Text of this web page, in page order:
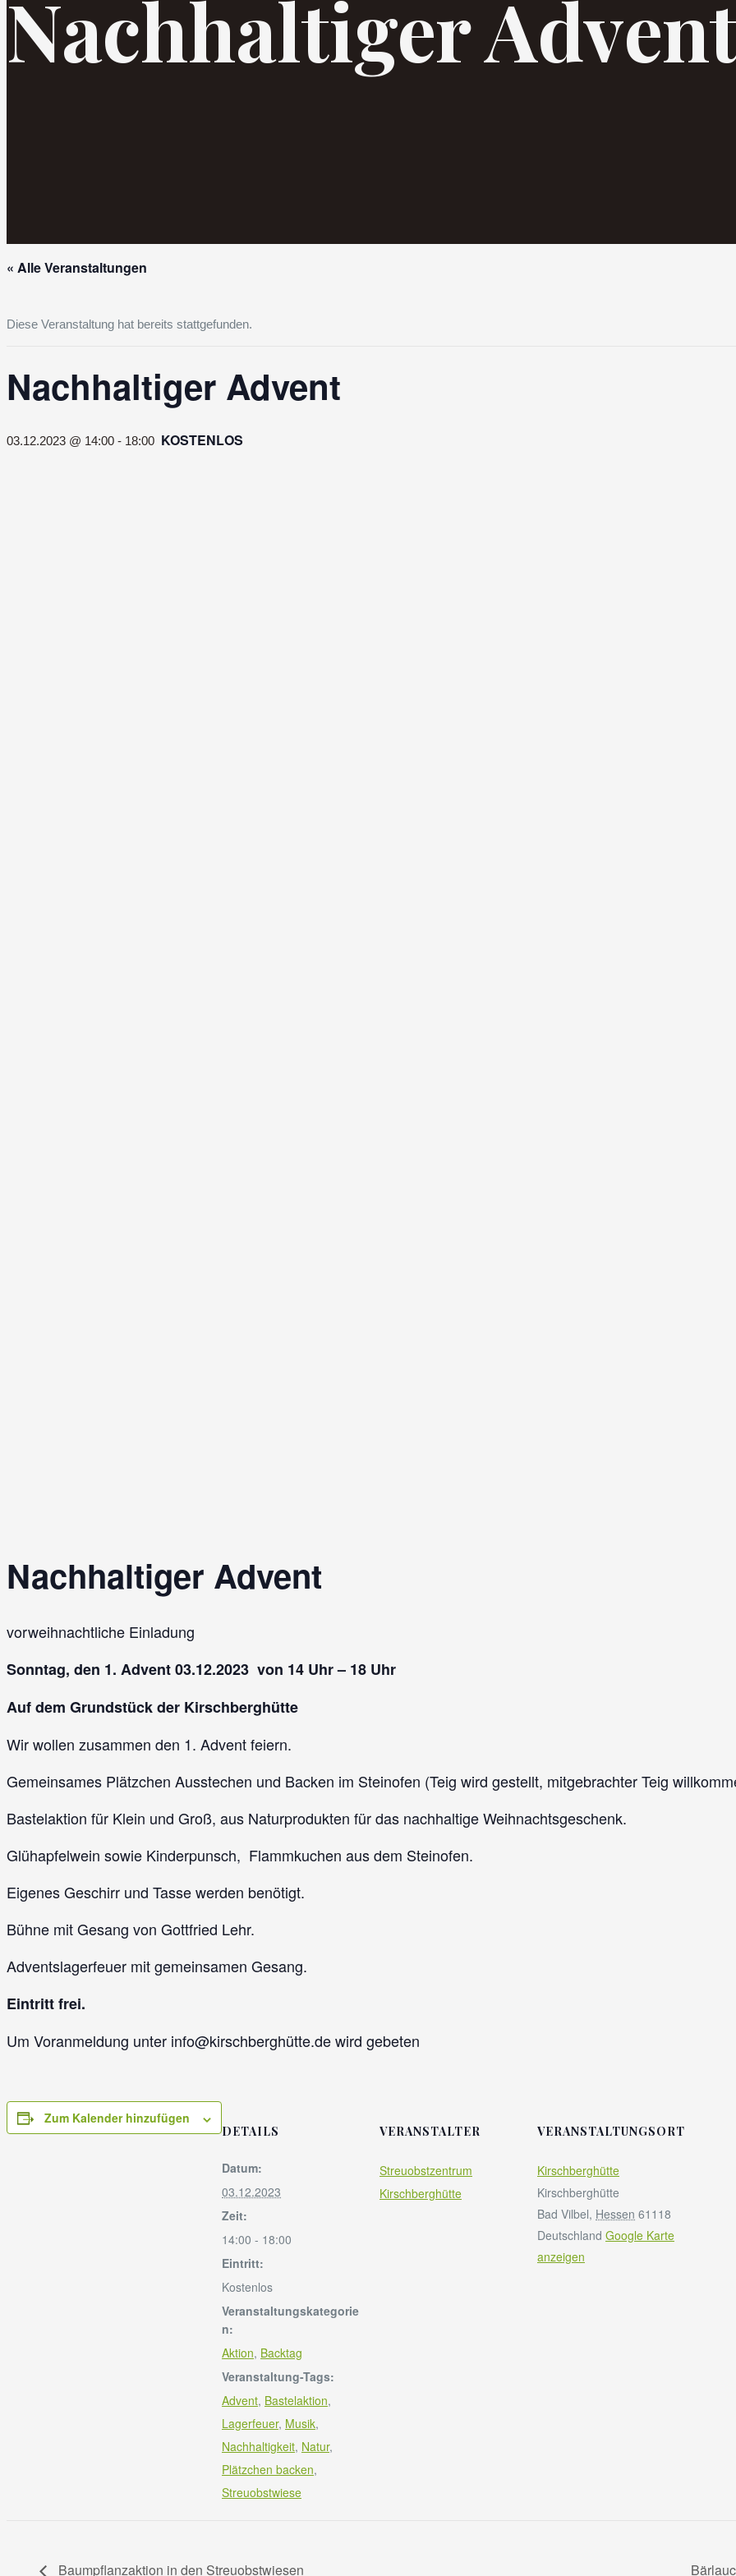
Nachhaltiger
« Alle Veranstaltungen
Diese Veranstaltung hat bereits stattgefunden.
Nachhaltiger Advent
03.12.2023 @ 14:00 - 18:00 KOSTENLOS
Nachhaltiger Advent
vorweihnachtliche Einladung
Sonntag, den 1. Advent 03.12.2023 von 14 Uhr – 18 Uhr
Auf dem Grundstück der Kirschberghütte
Wir wollen zusammen den 1. Advent feiern.
Gemeinsames Plätzchen Ausstechen und Backen im Steinofen (Teig wird gestellt, mitgebrachter Teig
Bastelaktion für Klein und Groß, aus Naturprodukten für das nachhaltige Weihnachtsgeschenk.
Glühapfelwein sowie Kinderpunsch, Flammkuchen aus dem Steinofen.
Eigenes Geschirr und Tasse werden benötigt.
Bühne mit Gesang von Gottfried Lehr.
Adventslagerfeuer mit gemeinsamen Gesang.
Eintritt frei.
Um Voranmeldung unter info@kirschberghütte.de wird gebeten
Zum Kalender hinzufügen
DETAILS
Datum:
03.12.2023
Zeit:
14:00 - 18:00
Eintritt:
Kostenlos
Veranstaltungskategorie
n:
Aktion, Backtag
Veranstaltung-Tags:
Advent, Bastelaktion,
Lagerfeuer, Musik,
Nachhaltigkeit, Natur,
Plätzchen backen,
Streuobstwiese
VERANSTALTER
Streuobstzentrum
Kirschberghütte
VERANSTALTUNGSORT
Kirschberghütte
Kirschberghütte
Bad Vilbel, Hessen 61118
Deutschland Google Karte
anzeigen
Baumpflanzaktion in den Streuobstwiesen